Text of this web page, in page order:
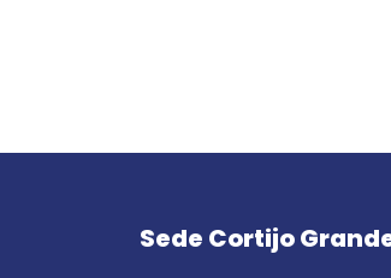
Sede Cortijo